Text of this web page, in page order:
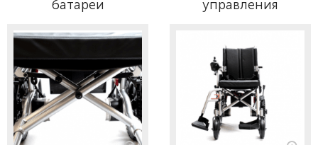
батареи
управления